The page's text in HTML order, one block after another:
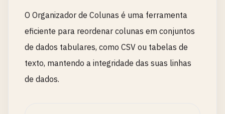
O Organizador de Colunas é uma ferramenta
eficiente para reordenar colunas em conjuntos
de dados tabulares, como CSV ou tabelas de
texto, mantendo a integridade das suas linhas
de dados.